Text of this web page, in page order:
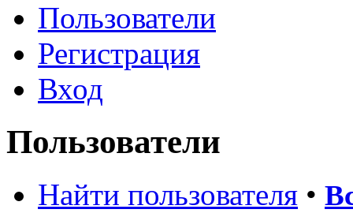
Пользователи
Регистрация
Вход
Пользователи
Найти пользователя •